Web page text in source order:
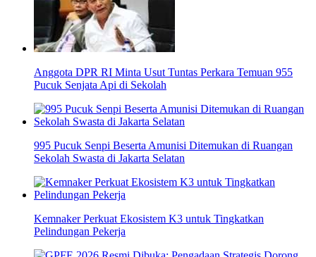
Anggota DPR RI Minta Usut Tuntas Perkara Temuan 955
Pucuk Senjata Api di Sekolah
995 Pucuk Senpi Beserta Amunisi Ditemukan di Ruangan
Sekolah Swasta di Jakarta Selatan
Kemnaker Perkuat Ekosistem K3 untuk Tingkatkan
Pelindungan Pekerja